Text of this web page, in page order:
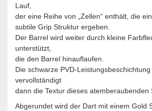
Lauf,
der eine Reihe von „Zellen“ enthält, die
subtile Grip Struktur ergeben.
Der Barrel wird weiter durch kleine
unterstützt,
die den Barrel hinauflaufen.
Die schwarze PVD-
vervollständigt
dann die Textur dieses atemberaubenden
Abgerundet wird der Dart mit einem Gold